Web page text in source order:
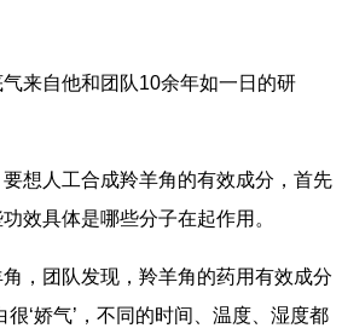
来自他和团队10余年如一日的研
想人工合成羚羊角的有效成分，首先
效具体是哪些分子在起作用。
，团队发现，羚羊角的药用有效成分
很‘娇气’，不同的时间、温度、湿度都